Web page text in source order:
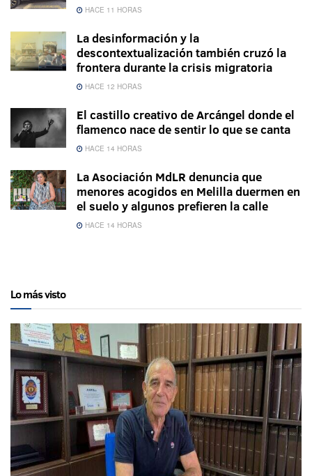
HACE 11 HORAS
La desinformación y la
descontextualización también cruzó la
frontera durante la crisis migratoria
HACE 12 HORAS
El castillo creativo de Arcángel donde el
flamenco nace de sentir lo que se canta
HACE 14 HORAS
La Asociación MdLR denuncia que
menores acogidos en Melilla duermen en
el suelo y algunos prefieren la calle
HACE 14 HORAS
Lo más visto